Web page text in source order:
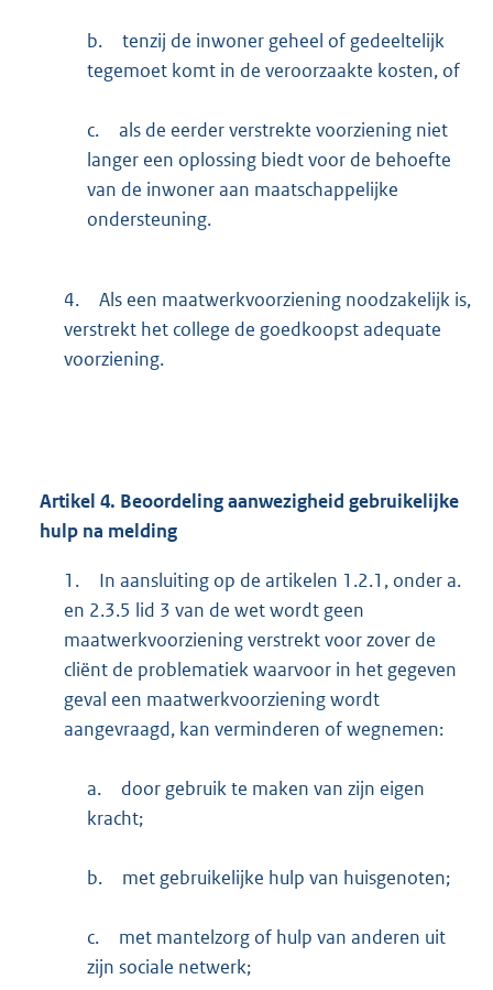
b.
tenzij de inwoner geheel of gedeeltelijk
tegemoet komt in de veroorzaakte kosten, of
c.
als de eerder verstrekte voorziening niet
langer een oplossing biedt voor de behoefte
van de inwoner aan maatschappelijke
ondersteuning.
4.
Als een maatwerkvoorziening noodzakelijk is,
verstrekt het college de goedkoopst adequate
voorziening.
Artikel 4. Beoordeling aanwezigheid gebruikelijke
hulp na melding
1.
In aansluiting op de artikelen 1.2.1, onder a.
en 2.3.5 lid 3 van de wet wordt geen
maatwerkvoorziening verstrekt voor zover de
cliënt de problematiek waarvoor in het gegeven
geval een maatwerkvoorziening wordt
aangevraagd, kan verminderen of wegnemen:
a.
door gebruik te maken van zijn eigen
kracht;
b. met gebruikelijke hulp van huisgenoten;
c.
met mantelzorg of hulp van anderen uit
zijn sociale netwerk;